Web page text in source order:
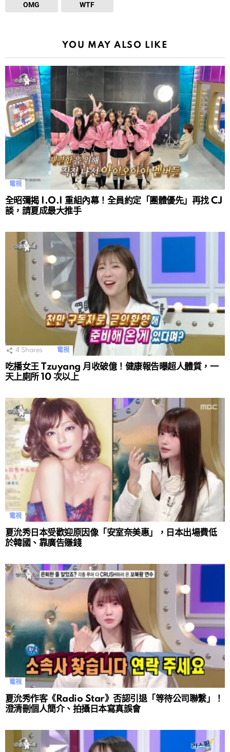
OMG WTF
YOU MAY ALSO LIKE
電視
全昭彌揭 I.O.I 重組內幕！全員約定「團體優先」再找 CJ
談，請夏成最大推手
4 Shares 電視
吃播女王 Tzuyang 月收破億！健康報告曝超人體質，一
天上廁所 10 次以上
電視
夏沇秀日本受歡迎原因像「安室奈美惠」，日本出場費低
於韓國、靠廣告賺錢
電視
夏沇秀作客《Radio Star》否認引退「等待公司聯繫」！
澄清刪個人簡介、拍攝日本寫真誤會